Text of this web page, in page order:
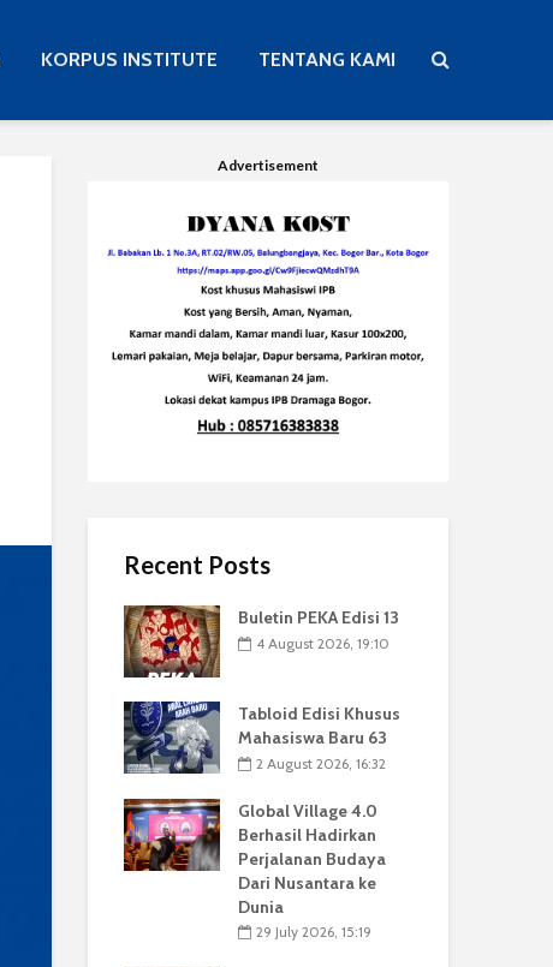
KORPUS INSTITUTE TENTANG KAMI
Advertisement
Recent Posts
Buletin PEKA Edisi 13
4 August 2026, 19:10
Tabloid Edisi Khusus
Mahasiswa Baru 63
2 August 2026, 16:32
Global Village 4.0
Berhasil Hadirkan
Perjalanan Budaya
Dari Nusantara ke
Dunia
29 July 2026, 15:19